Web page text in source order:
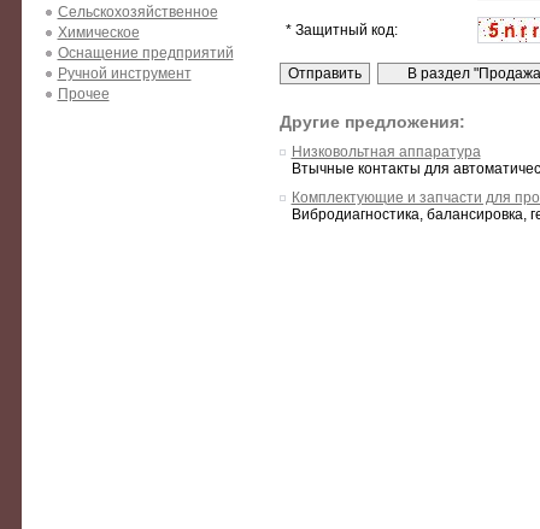
Сельскохозяйственное
Химическое
Оснащение предприятий
Ручной инструмент
Прочее
* Защитный код:
Другие предложения:
Низковольтная аппаратура
Втычные контакты для
Комплектующие и запчасти для
Вибродиагностика,